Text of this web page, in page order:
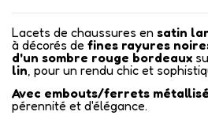
Lacets de chaussures en satin
à décorés de fines rayures
d'un sombre rouge bordeaux
lin, pour un rendu chic et
Avec embouts/ferrets
pérennité et d'élégance.